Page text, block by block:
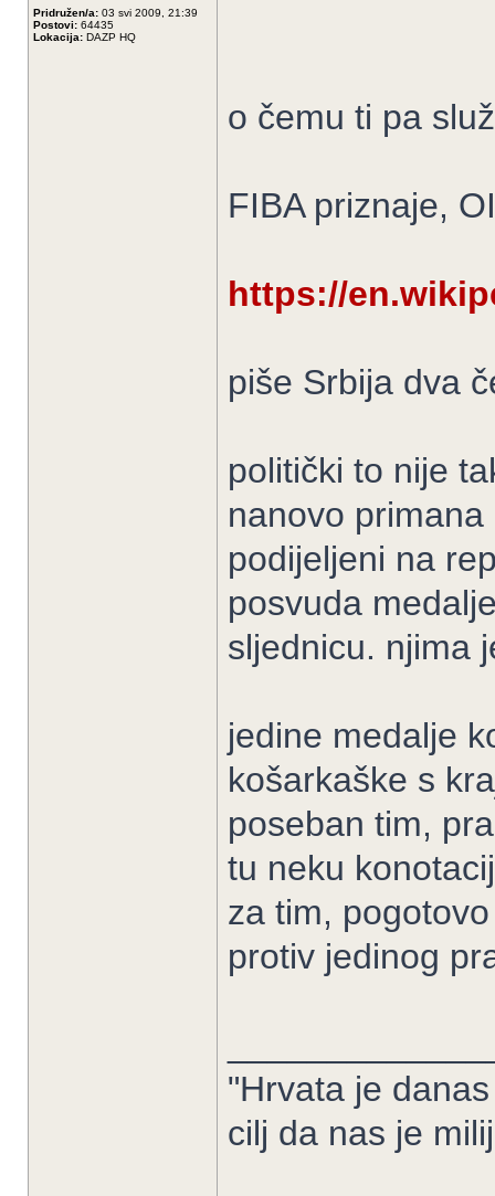
Pridružen/a: 03 svi 2009, 21:39
Postovi: 64435
Lokacija: DAZP HQ
o čemu ti pa
FIBA priznaje,
https://
piše Srbija dva
politički to nije
nanovo
podijeljeni na
posvuda
sljednicu. njima
jedine medalje
košarkaške s
poseban tim,
tu neku
za tim,
protiv jedinog
"Hrvata je
cilj da nas je